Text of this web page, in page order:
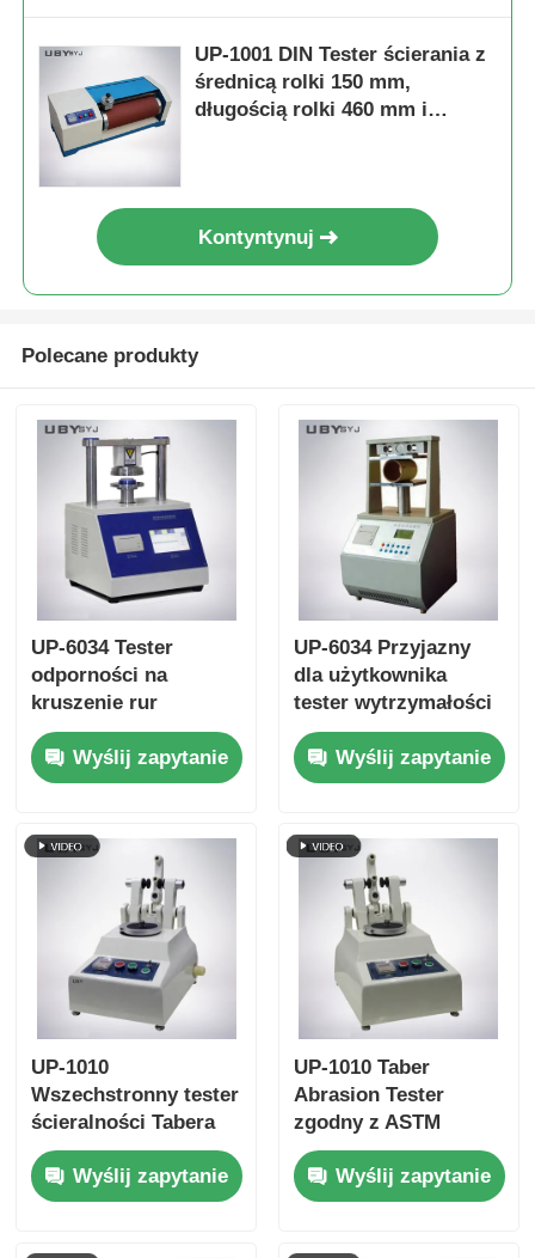
UP-1001 DIN Tester ścierania z
średnicą rolki 150 mm,
długością rolki 460 mm i
Kontyntynuj
Polecane produkty
UP-6034 Tester
odporności na
kruszenie rur
papierowych z
wieloma
ustawieniami
Ochrona przed
przeciążeniem i
zgodność z ISO11093-
Wyślij zapytanie
UP-6034 Przyjazny
dla użytkownika
tester wytrzymałości
na zgniatanie rurek
papierowych z
interfejsem
automatycznego
powrotu
Wyślij zapytanie
UP-1010
Wszechstronny tester
ścieralności Tabera
do wielu materiałów,
zgodny z wieloma
międzynarodowymi
Wyślij zapytanie
UP-1010 Taber
Abrasion Tester
zgodny z ASTM
D4060, ASTM D1044,
ISO 5470 i JIS K7204
z regulowanym
Wyślij zapytanie